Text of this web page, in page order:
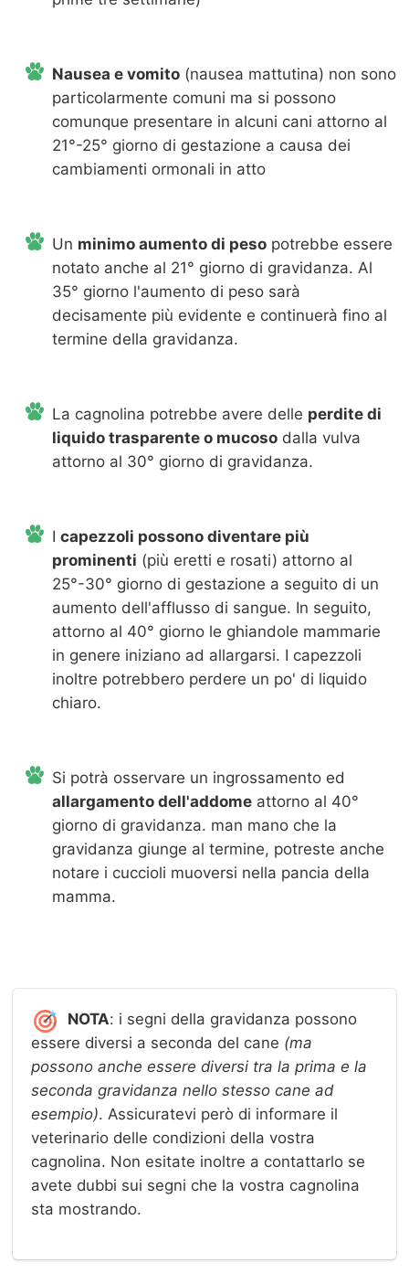
Nausea e vomito (nausea mattutina) non sono
particolarmente comuni ma si possono
comunque presentare in alcuni cani attorno al
21°-25° giorno di gestazione a causa dei
cambiamenti ormonali in atto
Un minimo aumento di peso potrebbe essere
notato anche al 21° giorno di gravidanza. Al
35° giorno l'aumento di peso sarà
decisamente più evidente e continuerà fino al
termine della gravidanza.
La cagnolina potrebbe avere delle perdite di
liquido trasparente o mucoso dalla vulva
attorno al 30° giorno di gravidanza.
Icapezzoli possono diventare più
prominenti (più eretti e rosati) attorno al
25°-30° giorno di gestazione a seguito di un
aumento dell'afflusso di sangue. In seguito,
attorno al 40° giorno le ghiandole mammarie
in genere iniziano ad allargarsi. I capezzoli
inoltre potrebbero perdere un po' di liquido
chiaro.
Si potrà osservare un ingrossamento ed
allargamento dell'addome attorno al 40°
giorno di gravidanza. man mano che la
gravidanza giunge al termine, potreste anche
notare i cuccioli muoversi nella pancia della
mamma.
NOTA: i segni della gravidanza possono
essere diversi a seconda del cane (ma
possono anche essere diversi tra la prima e la
seconda gravidanza nello stesso cane ad
esempio). Assicuratevi però di informare il
veterinario delle condizioni della vostra
cagnolina. Non esitate inoltre a contattarlo se
avete dubbi sui segni che la vostra cagnolina
sta mostrando.